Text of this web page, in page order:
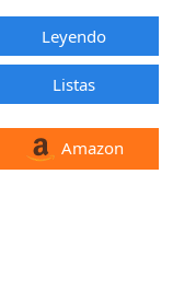
Leyendo
Listas
Amazon